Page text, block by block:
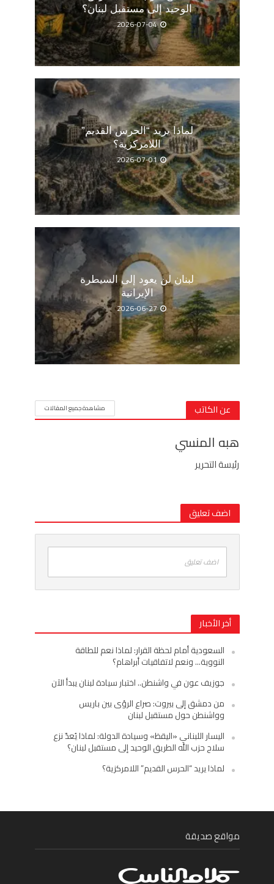
الوحيد إلى مستقبل لبنان؟
2026-07-04
لماذا يريد “الحرس القديم”
اللامركزية؟
2026-07-01
لبنان لن يعود إلى السيطرة
الإيرانية
2026-06-27
عن الكاتب مشاهدة جميع المقالات
هبه المنسي
رئيسة التحرير
اضف تعليق
اضف تعليق
أخر الأخبار
السعودية أمام لحظة القرار: لماذا نعم للطاقة
النووية… ونعم لاتفاقيات أبراهام؟
جوزيف عون في واشنطن.. اختبار سيادة لبنان يبدأ الآن
من دمشق إلى بيروت: صراع الرؤى بين باريس
وواشنطن حول مستقبل لبنان
اليسار اللبناني «اليقظ» وسيادة الدولة: لماذا يُعدّ نزع
سلاح حزب الله الطريق الوحيد إلى مستقبل لبنان؟
لماذا يريد “الحرس القديم” اللامركزية؟
مواقع صديقة